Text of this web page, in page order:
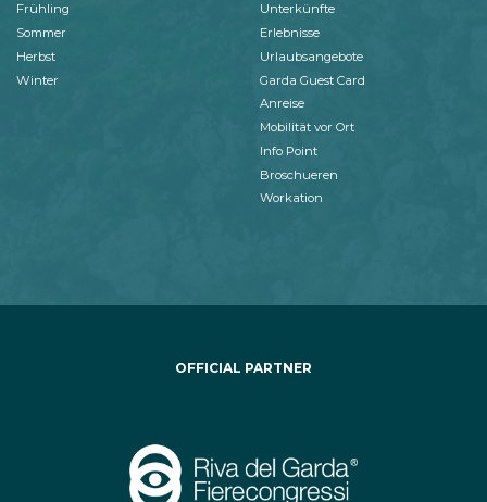
Frühling
Sommer
Herbst
Winter
Unterkünfte
Erlebnisse
Urlaubsangebote
Garda Guest Card
Anreise
Mobilität vor Ort
Info Point
Broschueren
Workation
OFFICIAL PARTNER